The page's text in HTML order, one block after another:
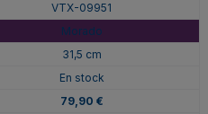
VTX-09951
Morado
31,5 cm
En stock
79,90 €